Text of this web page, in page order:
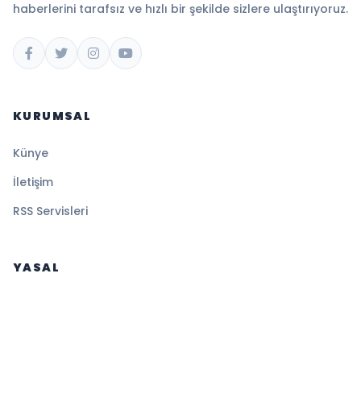
haberlerini tarafsız ve hızlı bir şekilde sizlere ulaştırıyoruz.
KURUMSAL
Künye
İletişim
RSS Servisleri
YASAL